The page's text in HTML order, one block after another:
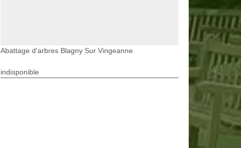
Abattage d'arbres Blagny Sur Vingeanne
indisponible